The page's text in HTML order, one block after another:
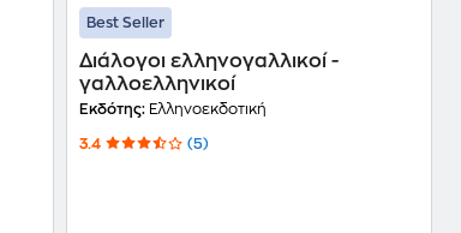
Best Seller
Διάλογοι ελληνογαλλικοί -
γαλλοελληνικοί
Εκδότης:Ελληνοεκδοτική
3.4 (5)